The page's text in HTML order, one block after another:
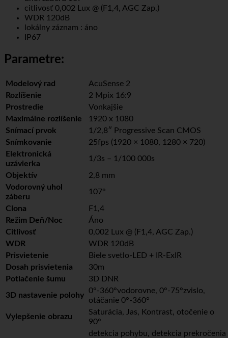
citlivosť 0,002 Lux @ (F1,4, AGC Zap.)
WDR 120dB
lokálny záznam : áno
IP67
Parametre:
Modelový rad
AcuSense 2
Rozlíšenie
2 Mpix 16:9
Prostredie
Vonkajšie
Maximálne rozlíšenie
1920 x 1080
Snímací prvok
1/2,8″ Progressive Scan CMOS
Snímkovanie
25fps (1920 × 1080, 1280 × 720)
Elektronická
uzávierka
1/3s – 1/100 000s
Objektív
2,8 mm
Vodorovný uhol
záberu
107°
Clona
F1,4
Režim Deň/Noc
Áno
Citlivosť
0,002 Lux @ (F1,4, AGC Zap.)
WDR
WDR 120dB
Prisvietenie
Biele svetlo-LED + IR-ExIR
Dosah prisvietenia
30m
Potlačenie šumu
3D DNR
3D nastavenie polohy
0°-360°vodorovne, 0°-75°zvislo,
otáčanie 0°-360°
Vylepšenie obrazu
Saturácia, Jas, Kontrast, otočenie o
90°
detekcia pohybu, detekcia prekročenia